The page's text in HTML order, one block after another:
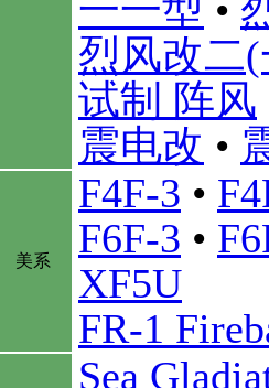
一一型 •
烈风改二
试制 阵风
震电改 •
美系
F4F-3 •
F6F-3 •
XF5U
FR-1
Sea